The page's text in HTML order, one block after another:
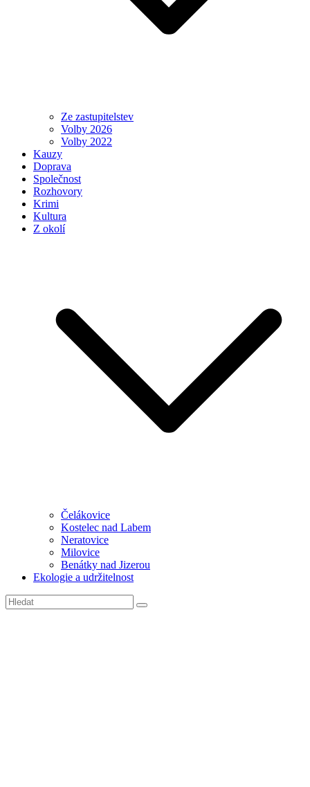
Ze zastupitelstev
Volby 2026
Volby 2022
Kauzy
Doprava
Společnost
Rozhovory
Krimi
Kultura
Z okolí
Čelákovice
Kostelec nad Labem
Neratovice
Milovice
Benátky nad Jizerou
Ekologie a udržitelnost